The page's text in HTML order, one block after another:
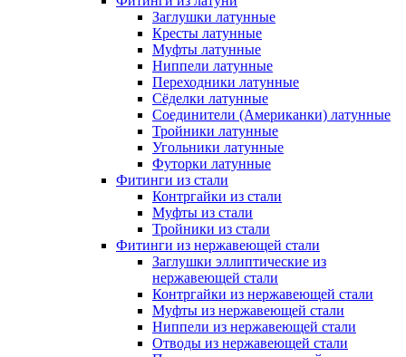
Заглушки латунные
Кресты латунные
Муфты латунные
Ниппели латунные
Переходники латунные
Сёделки латунные
Соединители (Американки) латунные
Тройники латунные
Угольники латунные
Футорки латунные
Фитинги из стали
Контргайки из стали
Муфты из стали
Тройники из стали
Фитинги из нержавеющей стали
Заглушки эллиптические из
нержавеющей стали
Контргайки из нержавеющей стали
Муфты из нержавеющей стали
Ниппели из нержавеющей стали
Отводы из нержавеющей стали